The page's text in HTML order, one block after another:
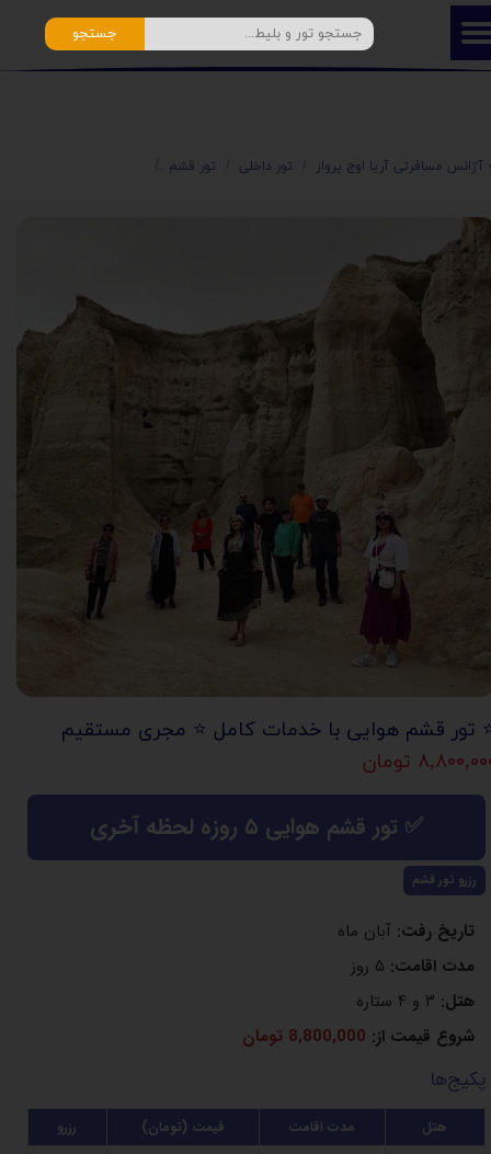
جستجو
آژانس مسافرتی آریا اوج پرواز تور داخلی تور قشم
تور قشم هوایی با خدمات کامل ⭐️ مجری مستقیم
تومان
✅ تور قشم هوایی ۵ روزه لحظه آخری
رزرو تور قشم
تاریخ رفت: آبان ماه
مدت اقامت:
هتل:
شروع قیمت از: 8,800,000 تومان
پکیج‌ها
هتل مدت اقامت قیمت (تومان) رزرو